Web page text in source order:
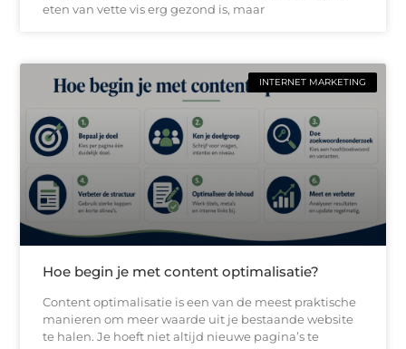
eten van vette vis erg gezond is, maar
INTERNET MARKETING
Hoe begin je met content optimalisatie?
Content optimalisatie is een van de meest praktische
manieren om meer waarde uit je bestaande website
te halen. Je hoeft niet altijd nieuwe pagina’s te